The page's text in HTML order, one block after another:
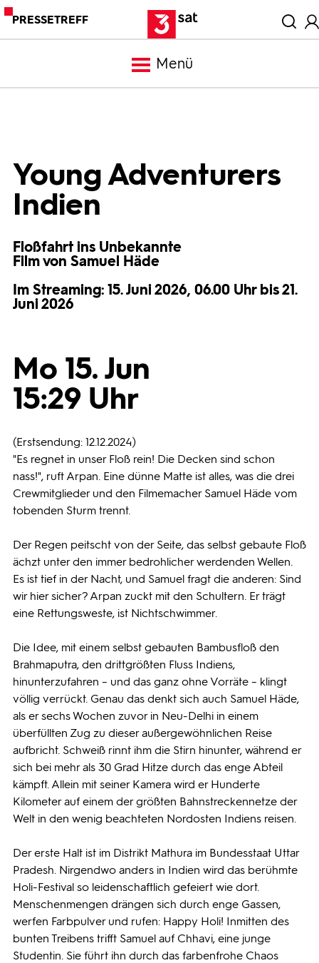
PRESSETREFF
Menü
Trailer
Bilder
Young Adventurers
Indien
Floßfahrt ins Unbekannte
Film von Samuel Häde
Im Streaming: 15. Juni 2026, 06.00 Uhr bis 21.
Juni 2026
Mo 15. Jun
15:29 Uhr
(Erstsendung: 12.12.2024)
"Es regnet in unser Floß rein! Die Decken sind schon
nass!", ruft Arpan. Eine dünne Matte ist alles, was die drei
Crewmitglieder und den Filmemacher Samuel Häde vom
tobenden Sturm trennt.
Der Regen peitscht von der Seite, das selbst gebaute Floß
ächzt unter den immer bedrohlicher werdenden Wellen.
Es ist tief in der Nacht, und Samuel fragt die anderen: Sind
wir hier sicher? Arpan zuckt mit den Schultern. Er trägt
eine Rettungsweste, ist Nichtschwimmer.
Die Idee, mit einem selbst gebauten Bambusfloß den
Brahmaputra, den drittgrößten Fluss Indiens,
hinunterzufahren – und das ganz ohne Vorräte – klingt
völlig verrückt. Genau das denkt sich auch Samuel Häde,
als er sechs Wochen zuvor in Neu-Delhi in einem
überfüllten Zug zu dieser außergewöhnlichen Reise
aufbricht. Schweiß rinnt ihm die Stirn hinunter, während er
sich bei mehr als 30 Grad Hitze durch das enge Abteil
kämpft. Allein mit seiner Kamera wird er Hunderte
Kilometer auf einem der größten Bahnstreckennetze der
Welt in den wenig beachteten Nordosten Indiens reisen.
Der erste Halt ist im Distrikt Mathura im Bundesstaat Uttar
Pradesh. Nirgendwo anders in Indien wird das berühmte
Holi-Festival so leidenschaftlich gefeiert wie dort.
Menschenmengen drängen sich durch enge Gassen,
werfen Farbpulver und rufen: Happy Holi! Inmitten des
bunten Treibens trifft Samuel auf Chhavi, eine junge
Studentin. Sie führt ihn durch das farbenfrohe Chaos